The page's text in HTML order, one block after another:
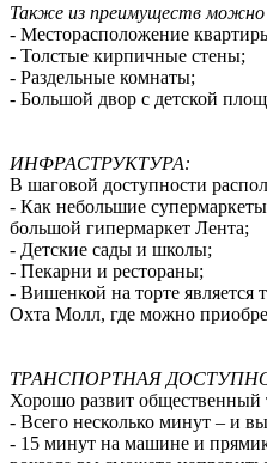
Также из преимуществ
- Месторасположение
- Толстые кирпичные стены;
- Раздельные комнаты;
- Большой двор с детской
ИНФРАСТРУКТУРА:
В шаговой доступности
- Как небольшие
большой гипермаркет Лента;
- Детские сады и школы;
- Пекарни и рестораны;
- Вишенкой на торте является
Охта Молл, где можно
ТРАНСПОРТНАЯ
Хорошо развит общественный
- Всего несколько минут – и
- 15 минут на машине и